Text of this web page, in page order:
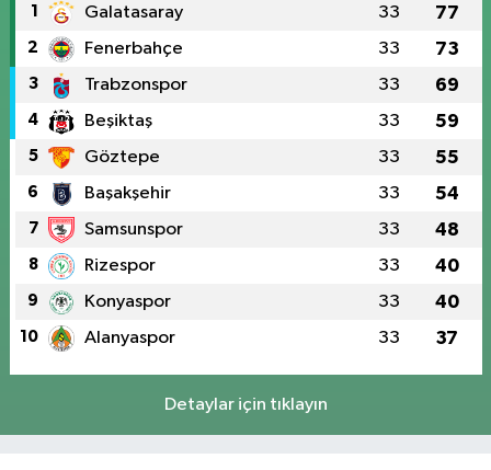
1 Galatasaray 33 77
2 Fenerbahçe 33 73
3 Trabzonspor 33 69
4 Beşiktaş 33 59
5 Göztepe 33 55
6 Başakşehir 33 54
7 Samsunspor 33 48
8 Rizespor 33 40
9 Konyaspor 33 40
10 Alanyaspor 33 37
Detaylar için tıklayın